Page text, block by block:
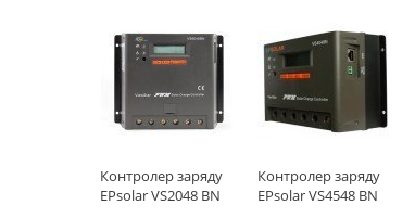
Контролер заряду
EPsolar VS2048 BN
Контролер заряду
EPsolar VS4548 BN